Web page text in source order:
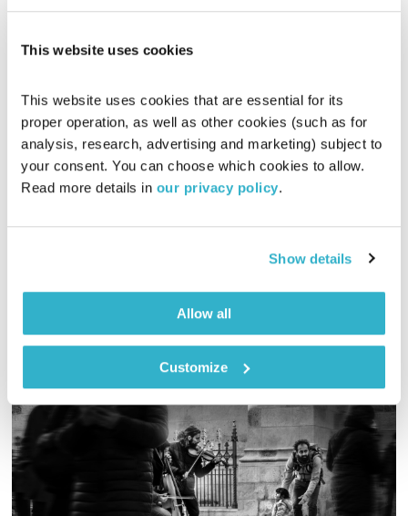
This website uses cookies
This website uses cookies that are essential for its
proper operation, as well as other cookies (such as for
analysis, research, advertising and marketing) subject to
your consent. You can choose which cookies to allow.
Read more details in our privacy policy.
Show details
Allow all
Customize
התבוננות
דליק ווליניץושמואל שאול
23.04.26
00:59:03
אודיו